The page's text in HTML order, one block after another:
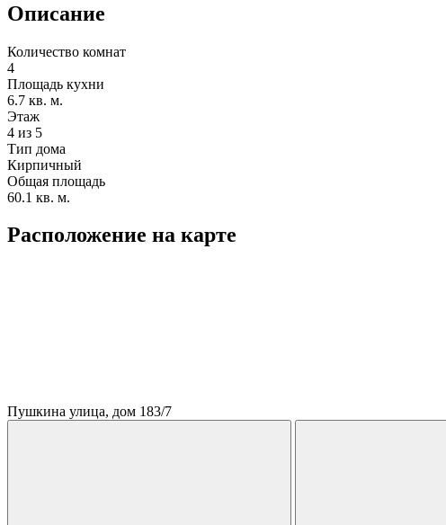
Описание
Количество комнат
4
Площадь кухни
6.7 кв. м.
Этаж
4 из 5
Тип дома
Кирпичный
Общая площадь
60.1 кв. м.
Расположение на карте
Пушкина улица, дом 183/7